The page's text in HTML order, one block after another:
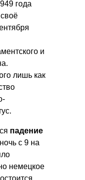
года
и
лишь как
падение
с 9 на
немецкое